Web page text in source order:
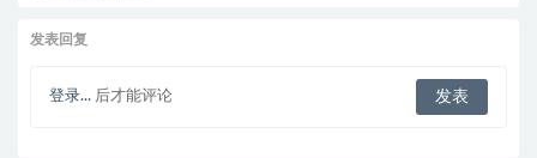
发表回复
登录... 后才能评论